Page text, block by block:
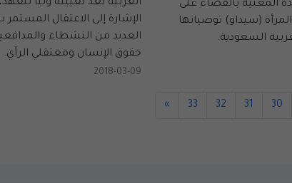
المعنية بالقضاء على
(سيداو) توصياتها
السعودية.
الغربية بعد تعيينه ولياً
الإشارة إلى الاعتقال المستمر
العديد من النشطاء
حقوق الإنسان ومعتقلي الرأي.
2018-03-09
30
31
32
33
»